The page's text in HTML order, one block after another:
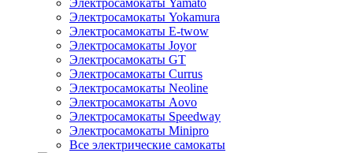
Электросамокаты Yamato
Электросамокаты Yokamura
Электросамокаты E-twow
Электросамокаты Joyor
Электросамокаты GT
Электросамокаты Currus
Электросамокаты Neoline
Электросамокаты Aovo
Электросамокаты Speedway
Электросамокаты Minipro
Все электрические самокаты